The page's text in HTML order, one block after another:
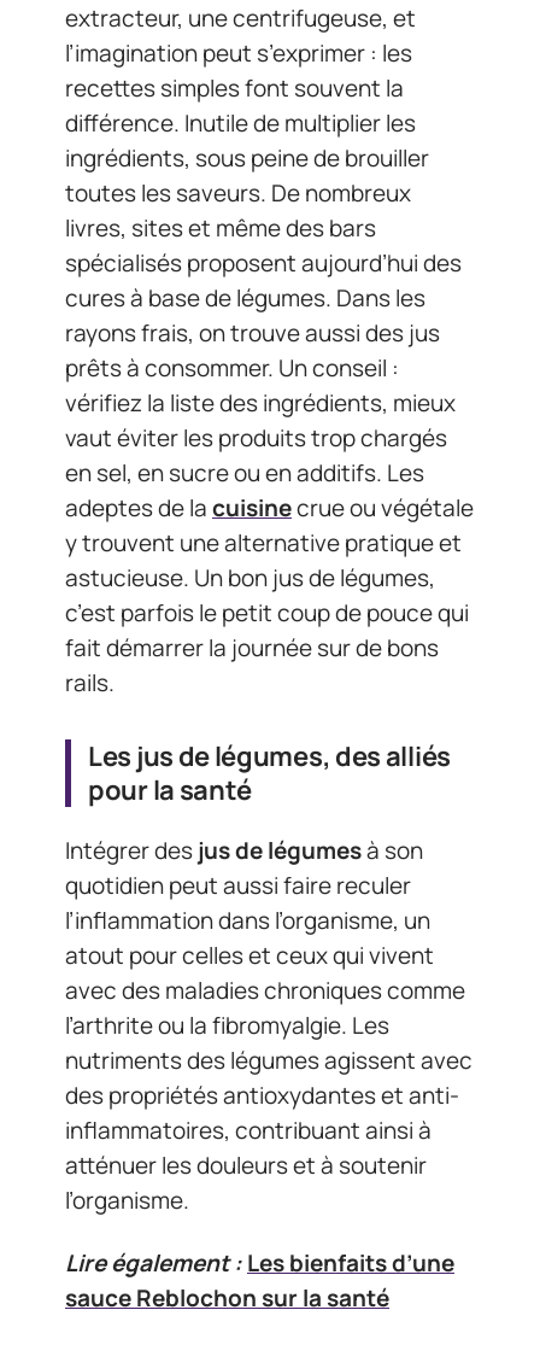
extracteur, une centrifugeuse, et
l’imagination peut s’exprimer : les
recettes simples font souvent la
différence. Inutile de multiplier les
ingrédients, sous peine de brouiller
toutes les saveurs. De nombreux
livres, sites et même des bars
spécialisés proposent aujourd’hui des
cures à base de légumes. Dans les
rayons frais, on trouve aussi des jus
prêts à consommer. Un conseil :
vérifiez la liste des ingrédients, mieux
vaut éviter les produits trop chargés
en sel, en sucre ou en additifs. Les
adeptes de lacuisinecrue ou végétale
y trouvent une alternative pratique et
astucieuse. Un bon jus de légumes,
c’est parfois le petit coup de pouce qui
fait démarrer la journée sur de bons
rails.
Les jus de légumes, des alliés
pour la santé
Intégrer desjus de légumesà son
quotidien peut aussi faire reculer
l’inflammation dans l’organisme, un
atout pour celles et ceux qui vivent
avec des maladies chroniques comme
l’arthrite ou la fibromyalgie. Les
nutriments des légumes agissent avec
des propriétés antioxydantes et anti-
inflammatoires, contribuant ainsi à
atténuer les douleurs et à soutenir
l’organisme.
Lire également :Les bienfaits d’une
sauce Reblochon sur la santé